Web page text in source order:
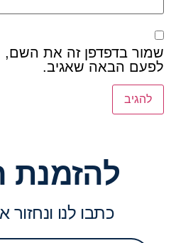
שמור בדפדפן זה את השם,
לפעם הבאה שאגיב.
להזמנת
כתבו לנו